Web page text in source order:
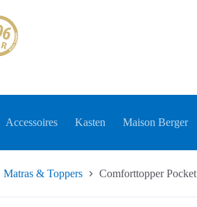
Accessoires Kasten Maison Berger
Matras & Toppers Comforttopper Pocket